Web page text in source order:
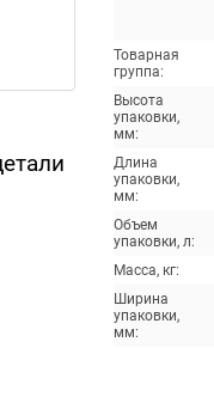
Товарная
группа:
Высота
упаковки,
мм:
Длина
упаковки,
мм:
Объем
упаковки, л:
Масса, кг:
Ширина
упаковки,
мм: